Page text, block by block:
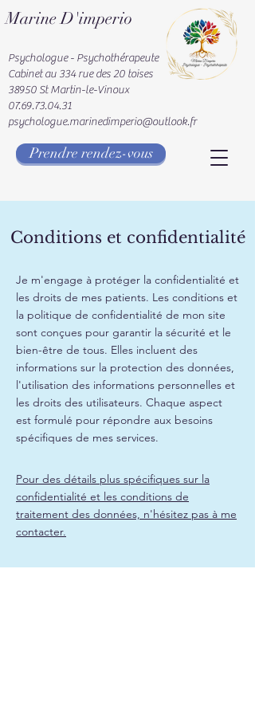
Prendre rendez-vous
Psychologue - Psychothérapeute
Cabinet au 334 rue des 20 toises
38950 St Martin-le-Vinoux
07.69.73.04.31
psychologue.marinedimperio@outlook.fr
Marine D'imperio
Conditions et confidentialité
Je m'engage à protéger la confidentialité et
les droits de mes patients. Les conditions et
la politique de confidentialité de mon site
sont conçues pour garantir la sécurité et le
bien-être de tous. Elles incluent des
informations sur la protection des données,
l'utilisation des informations personnelles et
les droits des utilisateurs. Chaque aspect
est formulé pour répondre aux besoins
spécifiques de mes services.
Pour des détails plus spécifiques sur la
confidentialité et les conditions de
traitement des données, n'hésitez pas à me
contacter.